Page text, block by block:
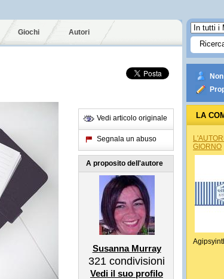
Giochi Autori
Vedi articolo originale
Segnala un abuso
A proposito dell'autore
Susanna Murray
321 condivisioni
Vedi il suo profilo
LA
GIORNO